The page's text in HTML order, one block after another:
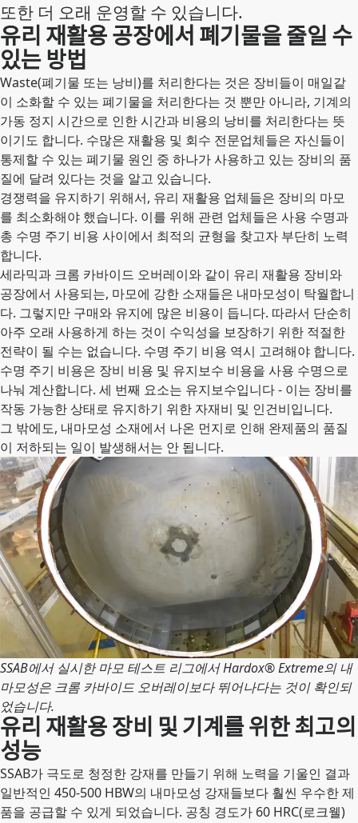
또한 더 오래 운영할 수 있습니다.
유리 재활용 공장에서 폐기물을 줄일 수
있는 방법
Waste(폐기물 또는 낭비)를 처리한다는 것은 장비들이 매일같
이 소화할 수 있는 폐기물을 처리한다는 것 뿐만 아니라, 기계의
가동 정지 시간으로 인한 시간과 비용의 낭비를 처리한다는 뜻
이기도 합니다. 수많은 재활용 및 회수 전문업체들은 자신들이
통제할 수 있는 폐기물 원인 중 하나가 사용하고 있는 장비의 품
질에 달려 있다는 것을 알고 있습니다.
경쟁력을 유지하기 위해서, 유리 재활용 업체들은 장비의 마모
를 최소화해야 했습니다. 이를 위해 관련 업체들은 사용 수명과
총 수명 주기 비용 사이에서 최적의 균형을 찾고자 부단히 노력
합니다.
세라믹과 크롬 카바이드 오버레이와 같이 유리 재활용 장비와
공장에서 사용되는, 마모에 강한 소재들은 내마모성이 탁월합니
다. 그렇지만 구매와 유지에 많은 비용이 듭니다. 따라서 단순히
아주 오래 사용하게 하는 것이 수익성을 보장하기 위한 적절한
전략이 될 수는 없습니다. 수명 주기 비용 역시 고려해야 합니다.
수명 주기 비용은 장비 비용 및 유지보수 비용을 사용 수명으로
나눠 계산합니다. 세 번째 요소는 유지보수입니다 - 이는 장비를
작동 가능한 상태로 유지하기 위한 자재비 및 인건비입니다.
그 밖에도, 내마모성 소재에서 나온 먼지로 인해 완제품의 품질
이 저하되는 일이 발생해서는 안 됩니다.
SSAB에서 실시한 마모 테스트 리그에서 Hardox® Extreme의 내
마모성은 크롬 카바이드 오버레이보다 뛰어나다는 것이 확인되
었습니다.
유리 재활용 장비 및 기계를 위한 최고의
성능
SSAB가 극도로 청정한 강재를 만들기 위해 노력을 기울인 결과
일반적인 450-500 HBW의 내마모성 강재들보다 훨씬 우수한 제
품을 공급할 수 있게 되었습니다. 공칭 경도가 60 HRC(로크웰)